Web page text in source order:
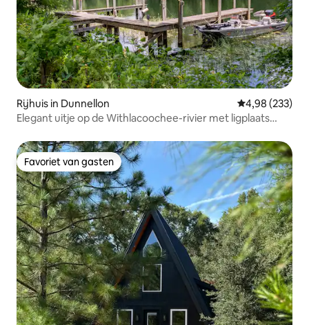
Rijhuis in Dunnellon Gemiddelde
4,98 (233)
Elegant uitje op de Withlacoochee-rivier met ligplaats
Favoriet van gasten
Favoriet van gasten